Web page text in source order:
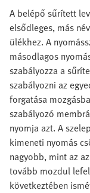
A belépő sűrített
elsődleges, más
ülékhez. A
másodlagos
szabályozza a
szabályozni az
forgatása
szabályozó
nyomja azt. A
kimeneti nyomás
nagyobb, mint az
tovább mozdul
következtében